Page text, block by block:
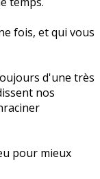
fois, et qui vous
d'une très
nos
pour mieux